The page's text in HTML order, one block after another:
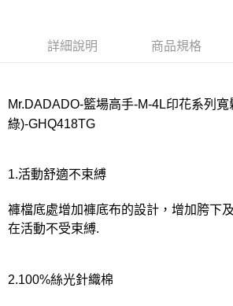
付款後門市自取
詳細說明 商品規格
Mr.DADADO-籃場高手-M-4L印花系列
綠)-GHQ418TG
1.活動舒適不束縛
褲檔底處增加褲底布的設計，增加胯下
在活動不受束縛.
2.100%絲光針織棉